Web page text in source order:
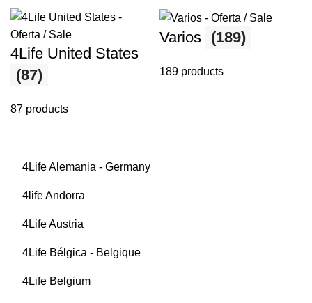
4Life Alemania - Germany
4life Andorra
4Life Austria
4Life Bélgica - Belgique
4Life Belgium
4Life United States
(87)
87 products
Varios (189)
189 products